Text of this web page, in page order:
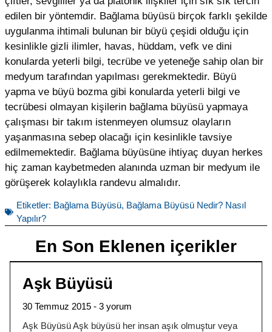
edilen bir yöntemdir. Bağlama büyüsü birçok farklı şekilde
uygulanma ihtimali bulunan bir büyü çeşidi olduğu için
kesinlikle gizli ilimler, havas, hüddam, vefk ve dini
konularda yeterli bilgi, tecrübe ve yeteneğe sahip olan bir
medyum tarafından yapılması gerekmektedir. Büyü
yapma ve büyü bozma gibi konularda yeterli bilgi ve
tecrübesi olmayan kişilerin bağlama büyüsü yapmaya
çalışması bir takım istenmeyen olumsuz olayların
yaşanmasına sebep olacağı için kesinlikle tavsiye
edilmemektedir. Bağlama büyüsüne ihtiyaç duyan herkes
hiç zaman kaybetmeden alanında uzman bir medyum ile
görüşerek kolaylıkla randevu almalıdır.
Etiketler: Bağlama Büyüsü, Bağlama Büyüsü Nedir? Nasıl
Yapılır?
En Son Eklenen içerikler
Aşk Büyüsü
30 Temmuz 2015
3 yorum
Aşk Büyüsü Aşk büyüsü her insan aşık olmuştur veya